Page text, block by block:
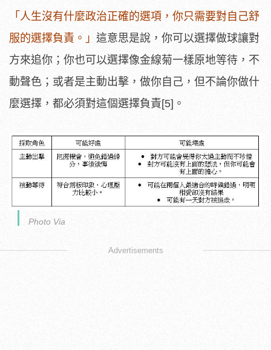
「人生沒有什麼政治正確的選項，你只需要對自己舒
服的選擇負責。」 這意思是說，你可以選擇做球讓對
方來追你；你也可以選擇像金線菊一樣原地等待，不
動聲色；或者是主動出擊，做你自己，但不論你做什
麼選擇，都必須對這個選擇負責[5]。
Photo Via
Advertisements